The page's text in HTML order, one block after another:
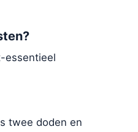
essentieel
twee doden en